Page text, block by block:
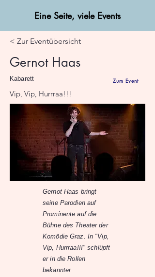
Eine Seite, viele Events
< Zur Eventübersicht
Gernot Haas
Kabarett Zum Event
Vip, Vip, Hurrraa!!!
Gernot Haas bringt
seine Parodien auf
Prominente auf die
Bühne des Theater der
Komödie Graz. In "Vip,
Vip, Hurrraa!!!" schlüpft
er in die Rollen
bekannter